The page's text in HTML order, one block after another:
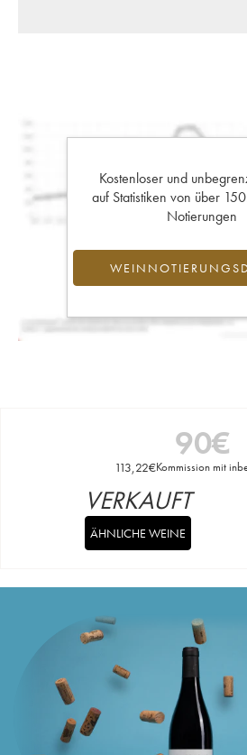
Kostenloser und
auf Statistiken von über
Notierungen
90€
113,22€Kommission mit
VERKAUFT
ÄHNLICHE WEINE